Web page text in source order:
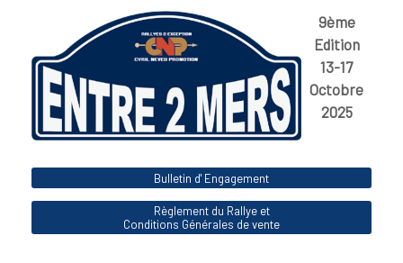
9ème
Edition
13-17
Octobre
2025
Bulletin d' Engagement
Règlement du Rallye et
Conditions Générales de vente